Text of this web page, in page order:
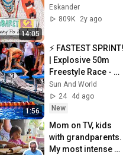
14:05
Kabareton Opole
2024 "Jak dzieci"
Eskander
809K
2y ago
1:56
⚡ FASTEST SPRINT!
| Explosive 50m
Freestyle Race -
Eskişehir (May 9,
2025) 🏊‍♂️
Sun And World
24
4d ago
New
Mom on TV, kids
with grandparents.
My most intense